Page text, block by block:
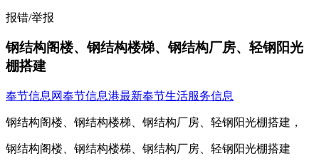
报错/举报
钢结构阁楼、钢结构楼梯、钢结构厂房、轻钢阳光
棚搭建
奉节信息网奉节信息港最新奉节生活服务信息
钢结构阁楼、钢结构楼梯、钢结构厂房、轻钢阳光棚搭建，
钢结构阁楼、钢结构楼梯、钢结构厂房、轻钢阳光棚搭建